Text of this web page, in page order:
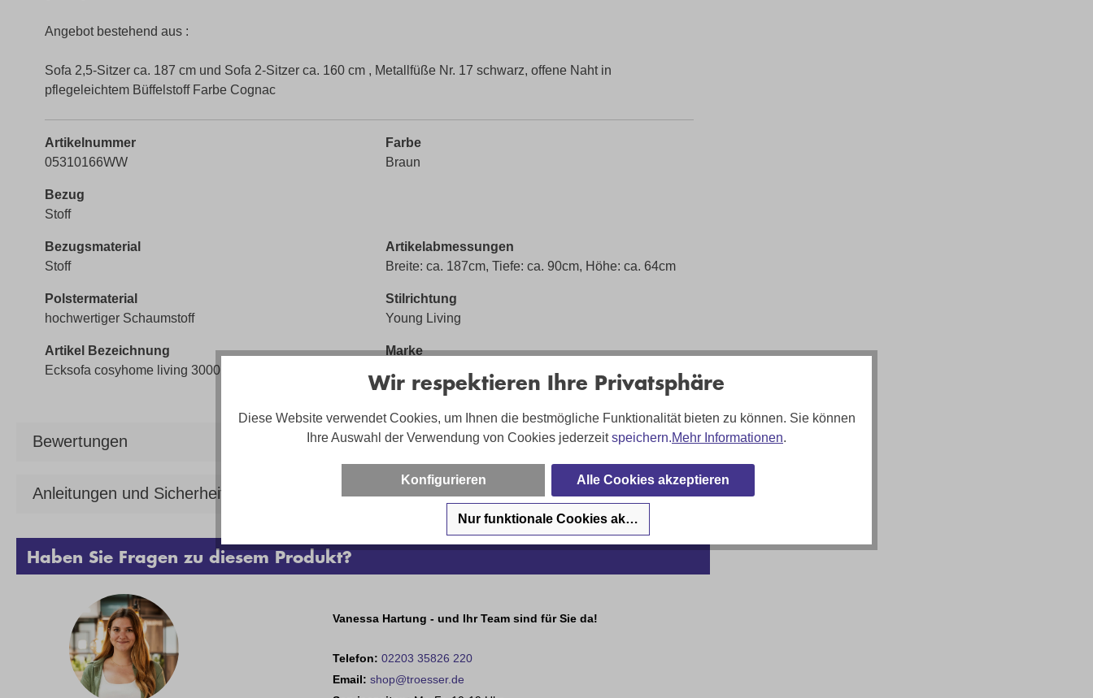
Angebot bestehend aus :
Sofa 2,5-Sitzer ca. 187 cm und Sofa 2-Sitzer ca. 160 cm , Metallfüße Nr. 17 schwarz, offene Naht in
pflegeleichtem Büffelstoff Farbe Cognac
Artikelnummer
05310166WW
Farbe
Braun
Bezug
Stoff
Bezugsmaterial
Stoff
Artikelabmessungen
Breite: ca. 187cm, Tiefe: ca. 90cm, Höhe: ca. 64cm
Polstermaterial
hochwertiger Schaumstoff
Stilrichtung
Young Living
Artikel Bezeichnung
Ecksofa cosyhome living 3000
Marke
cosyhome living
Bewertungen
Anleitungen und Sicherheit
Haben Sie Fragen zu diesem Produkt?
Vanessa Hartung - und Ihr Team sind für Sie da!
Telefon: 02203 35826 220
Email:shop@troesser.de
Wir respektieren Ihre Privatsphäre
Diese Website verwendet Cookies, um Ihnen die bestmögliche Funktionalität bieten zu können. Sie können
Ihre Auswahl der Verwendung von Cookies jederzeitspeichern.Mehr Informationen.
Konfigurieren Alle Cookies akzeptieren
Nur funktionale Cookies akzeptieren